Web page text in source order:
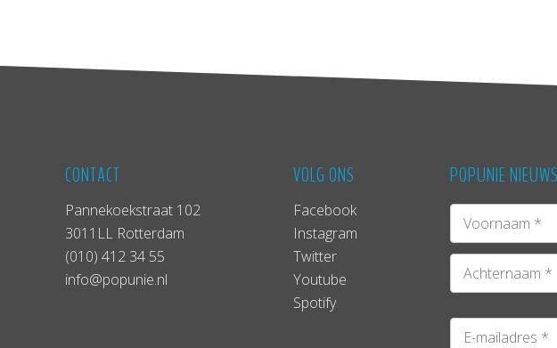
CONTACT
Pannekoekstraat 102
3011LL Rotterdam
(010) 412 34 55
info@popunie.nl
VOLG ONS
Facebook
Instagram
Twitter
Youtube
Spotify
POPUNIE